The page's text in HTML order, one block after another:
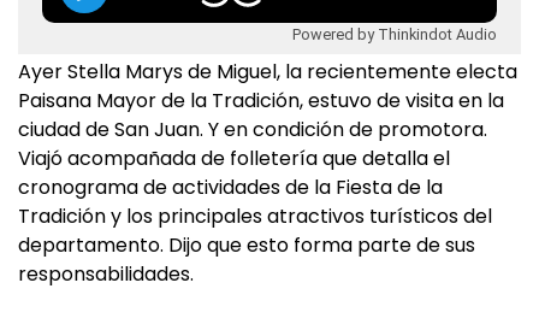
Powered by Thinkindot Audio
Ayer Stella Marys de Miguel, la recientemente electa
Paisana Mayor de la Tradición, estuvo de visita en la
ciudad de San Juan. Y en condición de promotora.
Viajó acompañada de folletería que detalla el
cronograma de actividades de la Fiesta de la
Tradición y los principales atractivos turísticos del
departamento. Dijo que esto forma parte de sus
responsabilidades.